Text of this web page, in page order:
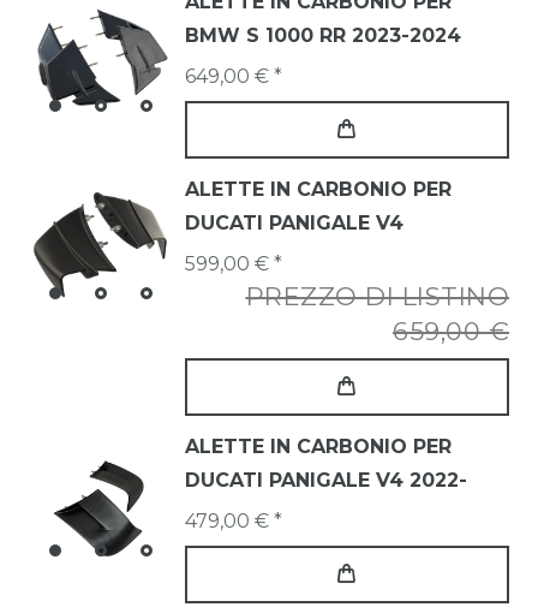
BMW S 1000 RR 2023-2024
649,00 € *
ALETTE IN CARBONIO PER
DUCATI PANIGALE V4
PREZZO DI LISTINO
659,00 €
599,00 € *
ALETTE IN CARBONIO PER
DUCATI PANIGALE V4 2022-
479,00 € *